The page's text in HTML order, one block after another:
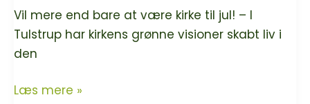
Vil mere end bare at være kirke til jul! – I
Tulstrup har kirkens grønne visioner skabt liv i
den
Tulstrup
Læs mere »